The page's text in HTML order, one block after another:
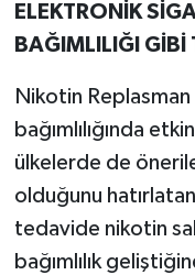
ELEKTRONİK
BAĞIMLILIĞI GİBİ
Nikotin
bağımlılığında
ülkelerde de
olduğunu
tedavide nikotin
bağımlılık